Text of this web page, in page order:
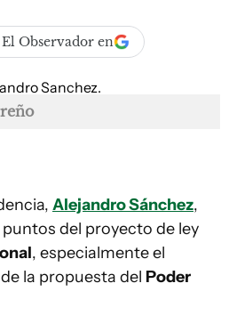
Observador en
Alejandro Sánchez,
del proyecto de ley
, especialmente el
la propuesta del Poder